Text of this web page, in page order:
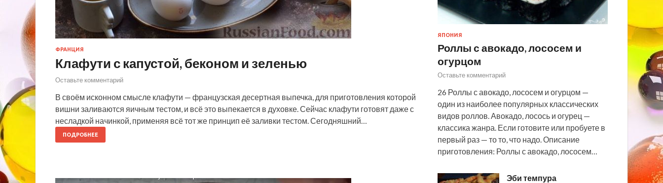
ФРАНЦИЯ
Клафути с капустой, беконом и зеленью
Оставьте комментарий
В своём исконном смысле клафути — французская десертная выпечка, для приготовления которой
вишни заливаются яичным тестом, и всё это выпекается в духовке. Сейчас клафути готовят даже с
несладкой начинкой, применяя всё тот же принцип её заливки тестом. Сегодняшний…
ПОДРОБНЕЕ
ЯПОНИЯ
Роллы с авокадо, лососем и
огурцом
Оставьте комментарий
26 Роллы с авокадо, лососем и огурцом —
один из наиболее популярных классических
видов роллов. Авокадо, лосось и огурец —
классика жанра. Если готовите или пробуете в
первый раз — то то, что надо. Описание
приготовления: Роллы с авокадо, лососем…
Эби темпура